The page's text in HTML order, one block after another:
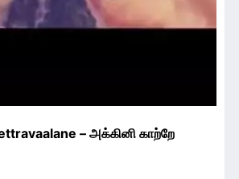
– அக்கினி காற்றே